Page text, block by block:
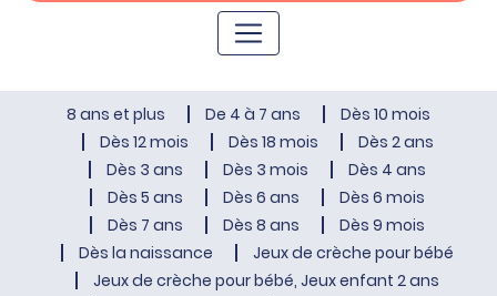
8 ans et plus De 4 à 7 ans
Dès 10 mois
Dès 12 mois
Dès 18 mois
Dès 2 ans
Dès 3 ans
Dès 3 mois
Dès 4 ans
Dès 5 ans
Dès 6 ans
Dès 6 mois
Dès 7 ans
Dès 8 ans
Dès 9 mois
Dès la naissance
Jeux de crèche pour bébé
Jeux de crèche pour bébé, Jeux enfant 2 ans